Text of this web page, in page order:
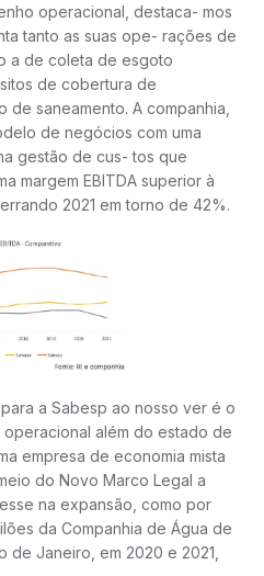
operacional, destaca- mos
tanto as suas ope- rações de
a de coleta de esgoto
de cobertura de
saneamento. A companhia,
de negócios com uma
gestão de cus- tos que
margem EBITDA superior à
2021 em torno de 42%.
a Sabesp ao nosso ver é o
além do estado de
empresa de economia mista
do Novo Marco Legal a
na expansão, como por
da Companhia de Água de
de Janeiro, em 2020 e 2021,